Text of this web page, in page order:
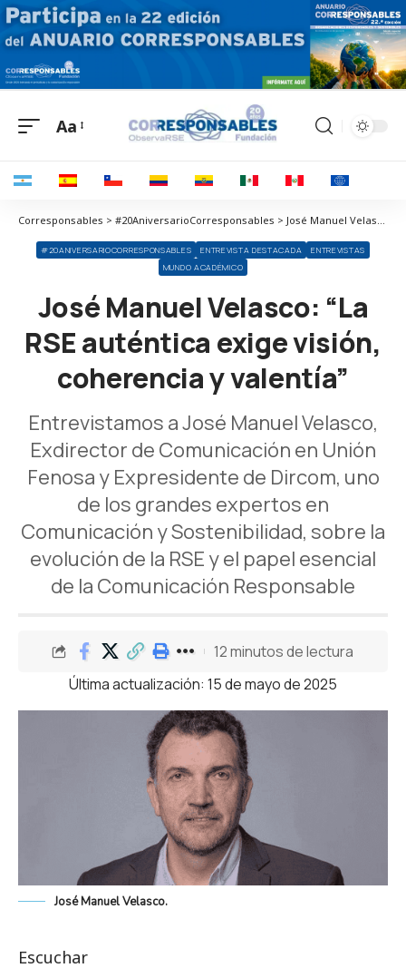
Aa
Corresponsables > #20AniversarioCorresponsables > José Manuel Velasco: “La RSE auténtica exige visión, coherencia y valentía”
#20ANIVERSARIOCORRESPONSABLES ENTREVISTA DESTACADA
ENTREVISTAS
MUNDO ACADÉMICO
José Manuel Velasco: “La
RSE auténtica exige visión,
coherencia y valentía”
Entrevistamos a José Manuel Velasco,
Exdirector de Comunicación en Unión
Fenosa y Expresidente de Dircom, uno
de los grandes expertos en
Comunicación y Sostenibilidad, sobre la
evolución de la RSE y el papel esencial
de la Comunicación Responsable
Última actualización: 15 de mayo de 2025
12 minutos de lectura
José Manuel Velasco.
Escuchar